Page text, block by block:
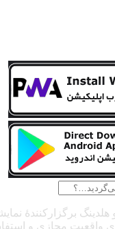
هلدینگ برگزارکنندهٔ
واقعیت مجازی و